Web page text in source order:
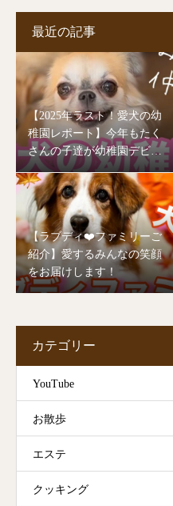
最近の記事
【2025年ラスト！愛犬の幼
稚園レポート】今年もたく
さんの子達が幼稚園デビュ
ーしました🥰
【ラブディ❤️ファミリーご
紹介】愛するみんなの笑顔
をお届けします！
カテゴリー
YouTube
お散歩
エステ
クッキング